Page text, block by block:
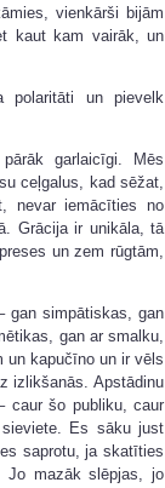
vienkārši bijām
kaut kam vairāk, un
polaritāti un pievelk
garlaicīgi. Mēs
ceļgalus, kad sēžat,
nevar iemācīties no
Grācija ir unikāla, tā
un zem rūgtām,
gan simpātiskas, gan
gan ar smalku,
un kapučīno un ir vēls
izlikšanās. Apstādinu
caur šo publiku, caur
Es sāku just
saprotu, ja skatīties
mazāk slēpjas, jo